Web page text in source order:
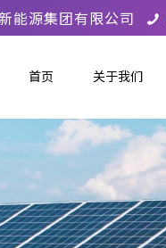
能源集团有限公司
首页 关于我们